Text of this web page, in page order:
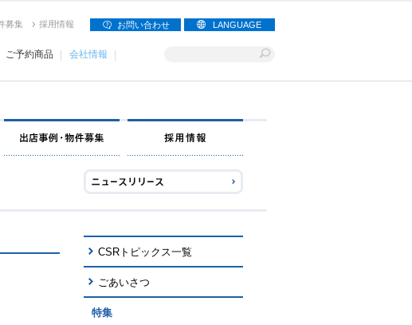
募集 採用情報 お問い合わせ LANGUAGE
ご予約商品 会社情報
CSRトピックス一覧
ごあいさつ
特集